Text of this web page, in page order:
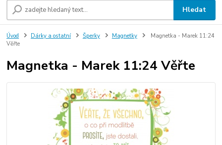
Hledat
Úvod Dárky a ostatní Šperky Magnetky
Magnetka - Marek 11:24
Věřte
Magnetka - Marek 11:24 Věřte